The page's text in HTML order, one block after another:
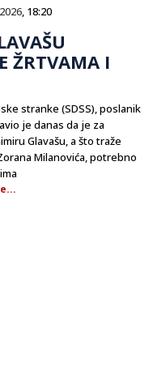
, 18:20
ŽRTVAMA I
stranke (SDSS), poslanik
je danas da je za
Glavašu, a što traže
Milanovića, potrebno